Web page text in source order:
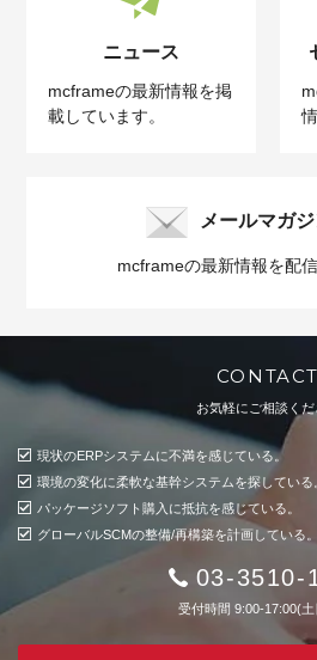
ニュース
mcframeの最新情報を掲
載しています。
メールマガ
mcframeの最新情報を配信
CONTACT
お気軽にご相談くだ
現状のERPシステムに不満を感じている。
環境の変化に柔軟な基幹システムを探している
パッケージソフト購入に抵抗を感じている。
グローバルSCMの整備/再構築を計画している。
03-3510-
受付時間 9:00-17:00(土